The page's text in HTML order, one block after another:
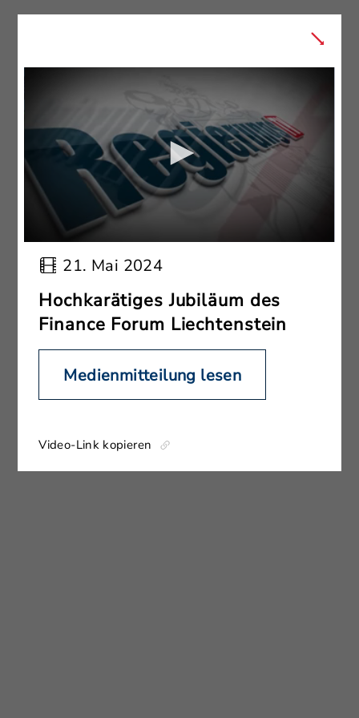
21. Mai 2024
Hochkarätiges Jubiläum des
Finance Forum Liechtenstein
Medienmitteilung lesen
Video-Link kopieren